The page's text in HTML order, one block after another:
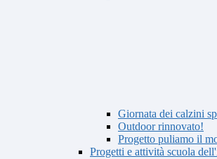
Giornata dei calzini
Outdoor rinnovato!
Progetto puliamo il
Progetti e attività scuola